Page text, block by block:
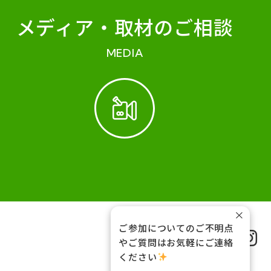
メディア・ 取材のご相談
MEDIA
FOLLOW US
ご参加についてのご不明点
やご質問はお気軽にご連絡
ください
×